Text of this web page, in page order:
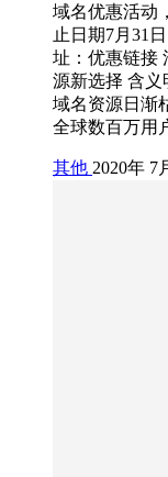
域名优惠活动
止日期7月31
址：优惠链接
源新选择 含义
域名资源日渐
全球数百万用
其他 2020年 7